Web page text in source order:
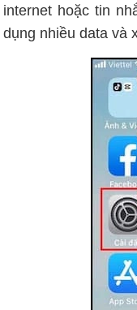
internet hoặc tin
dụng nhiều data và